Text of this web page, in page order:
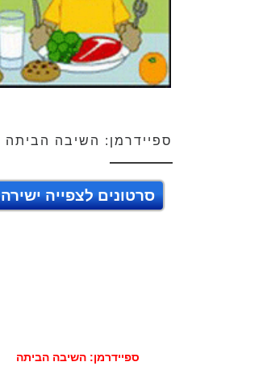
ספיידרמן: השיבה הביתה
סרטונים לצפייה ישירה
ספיידרמן: השיבה הביתה